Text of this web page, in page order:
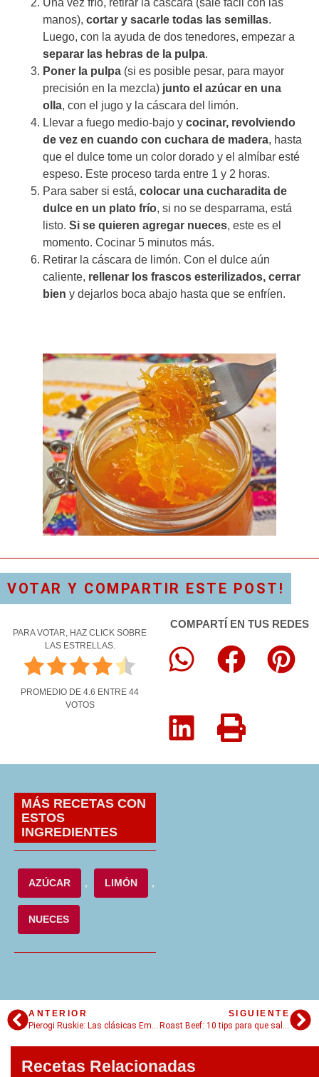
Una vez frío, retirar la cáscara (sale fácil con las
manos), cortar y sacarle todas las semillas.
Luego, con la ayuda de dos tenedores, empezar a
separar las hebras de la pulpa.
Poner la pulpa (si es posible pesar, para mayor
precisión en la mezcla) junto el azúcar en una
olla, con el jugo y la cáscara del limón.
Llevar a fuego medio-bajo y cocinar, revolviendo
de vez en cuando con cuchara de madera, hasta
que el dulce tome un color dorado y el almíbar esté
espeso. Este proceso tarda entre 1 y 2 horas.
Para saber si está, colocar una cucharadita de
dulce en un plato frío, si no se desparrama, está
listo. Si se quieren agregar nueces, este es el
momento. Cocinar 5 minutos más.
Retirar la cáscara de limón. Con el dulce aún
caliente, rellenar los frascos esterilizados, cerrar
bien y dejarlos boca abajo hasta que se enfríen.
VOTAR Y COMPARTIR ESTE POST!
PARA VOTAR, HAZ CLICK SOBRE
LAS ESTRELLAS.
PROMEDIO DE 4.6 ENTRE 44
VOTOS
COMPARTÍ EN TUS REDES
MÁS RECETAS CON
ESTOS
INGREDIENTES
AZÚCAR , LIMÓN ,
NUECES
ANTERIOR
Pierogi Ruskie: Las clásicas Empanadillas Polacas
SIGUIENTE
Roast Beef: 10 tips para que salga perfecto
Recetas Relacionadas